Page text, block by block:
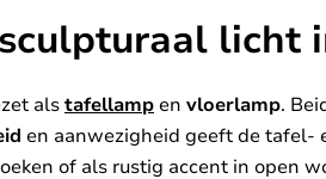
licht
alstafellampen vloerlamp.
en aanwezigheid geeft de tafel-
of als rustig accent in open